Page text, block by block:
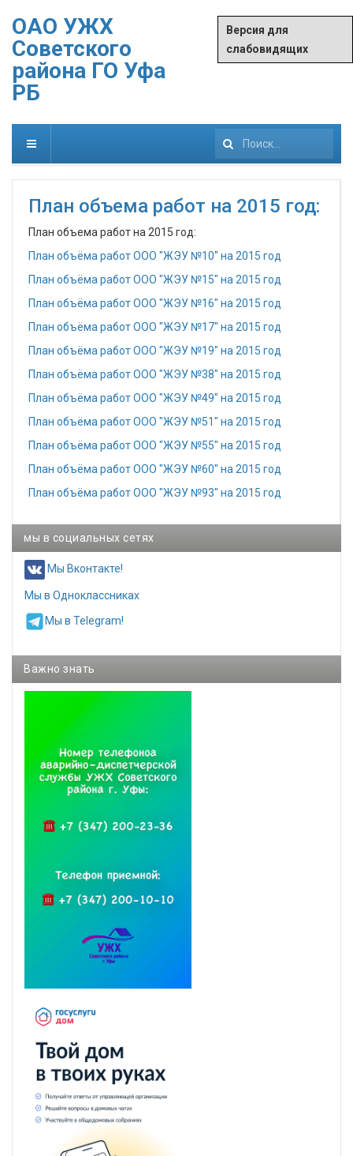
ОАО УЖХ
Советского
района ГО Уфа
РБ
Версия для
слабовидящих
Искать...
План объема работ на 2015 год:
План объема работ на 2015 год:
План объёма работ ООО "ЖЭУ №10" на 2015 год
План объёма работ ООО "ЖЭУ №15" на 2015 год
План объёма работ ООО "ЖЭУ №16" на 2015 год
План объёма работ ООО "ЖЭУ №17" на 2015 год
План объёма работ ООО "ЖЭУ №19" на 2015 год
План объёма работ ООО "ЖЭУ №38" на 2015 год
План объёма работ ООО "ЖЭУ №49" на 2015 год
План объёма работ ООО "ЖЭУ №51" на 2015 год
План объёма работ ООО "ЖЭУ №55" на 2015 год
План объёма работ ООО "ЖЭУ №60" на 2015 год
План объёма работ ООО "ЖЭУ №93" на 2015 год
мы в социальных сетях
Мы Вконтакте!
Мы в Одноклассниках
Мы в Telegram!
Важно знать